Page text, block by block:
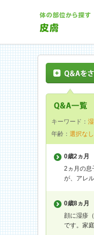
キーワード：
年齢： 選択なし
0歳2ヵ月
2ヵ月の息
が、アレ
0歳8ヵ月
顔に湿疹
です。家庭